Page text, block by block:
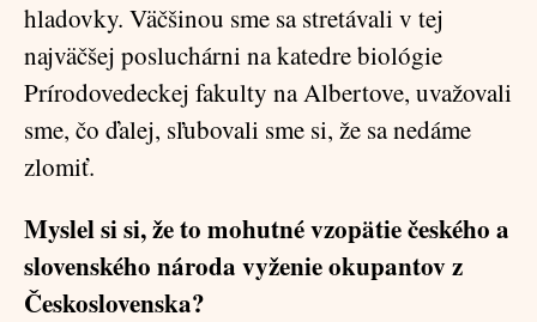
hladovky. Väčšinou sme sa stretávali v tej
najväčšej posluchárni na katedre biológie
Prírodovedeckej fakulty na Albertove, uvažovali
sme, čo ďalej, sľubovali sme si, že sa nedáme
zlomiť.
Myslel si si, že to mohutné vzopätie českého a
slovenského národa vyženie okupantov z
Československa?